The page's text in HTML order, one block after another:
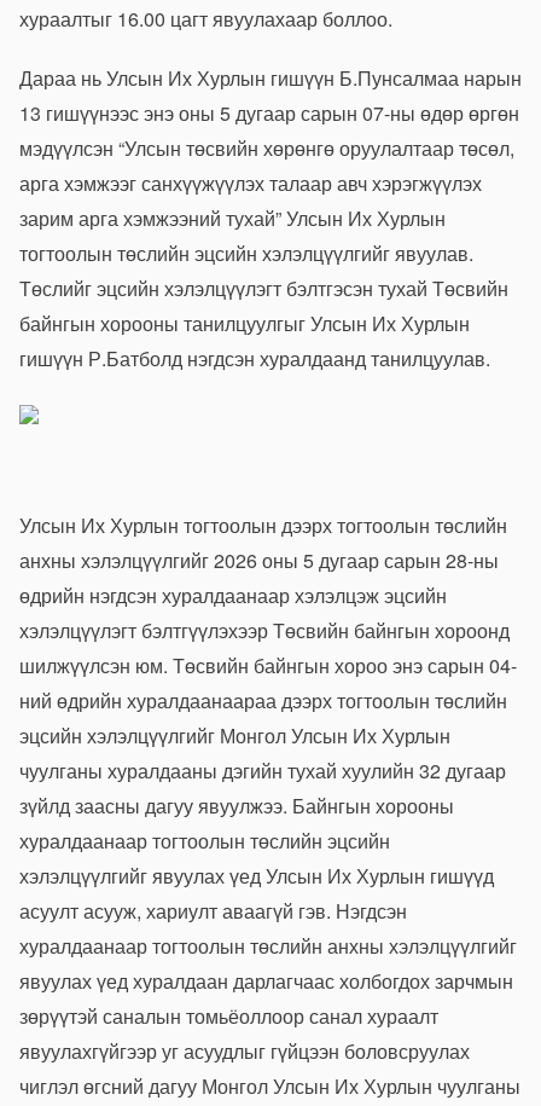
хураалтыг 16.00 цагт явуулахаар боллоо.
Дараа нь Улсын Их Хурлын гишүүн Б.Пунсалмаа нарын
13 гишүүнээс энэ оны 5 дугаар сарын 07-ны өдөрөргөн
мэдүүлсэн “Улсын төсвийн хөрөнгө оруулалтаар төсөл,
арга хэмжээг санхүүжүүлэх талаар авч хэрэгжүүлэх
зарим арга хэмжээний тухай” Улсын Их Хурлын
тогтоолын төслийн эцсийн хэлэлцүүлгийг явуулав.
Төслийг эцсийн хэлэлцүүлэгт бэлтгэсэн тухай Төсвийн
байнгын хорооны танилцуулгыг Улсын Их Хурлын
гишүүн Р.Батболд нэгдсэн хуралдаанд танилцуулав.
Улсын Их Хурлын тогтоолын дээрх тогтоолын төслийн
анхны хэлэлцүүлгийг 2026 оны 5 дугаар сарын 28-ны
өдрийн нэгдсэн хуралдаанаар хэлэлцэж эцсийн
хэлэлцүүлэгт бэлтгүүлэхээр Төсвийн байнгын хороонд
шилжүүлсэн юм. Төсвийн байнгын хороо энэ сарын 04-
ний өдрийн хуралдаанаараа дээрх тогтоолын төслийн
эцсийн хэлэлцүүлгийг Монгол Улсын Их Хурлын
чуулганы хуралдааны дэгийн тухай хуулийн 32 дугаар
зүйлд заасны дагуу явуулжээ. Байнгын хорооны
хуралдаанаар тогтоолын төслийн эцсийн
хэлэлцүүлгийг явуулах үед Улсын Их Хурлын гишүүд
асуулт асууж, хариулт аваагүй гэв. Нэгдсэн
хуралдаанаар тогтоолын төслийн анхны хэлэлцүүлгийг
явуулах үед хуралдаан дарлагчаас холбогдох зарчмын
зөрүүтэй саналын томьёоллоор санал хураалт
явуулахгүйгээр уг асуудлыг гүйцээн боловсруулах
чиглэл өгсний дагуу Монгол Улсын Их Хурлын чуулганы